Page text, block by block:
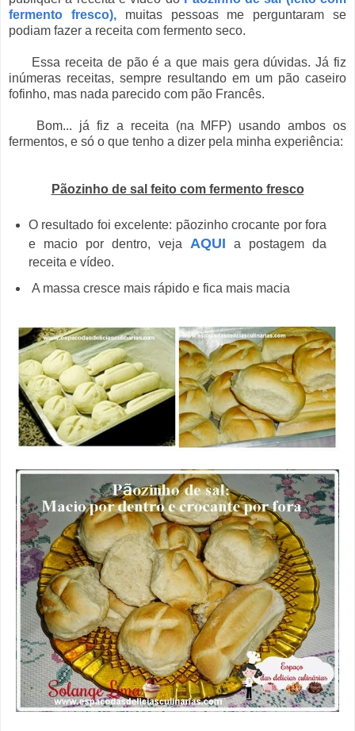
fermento fresco),muitas pessoas me perguntaram se
podiam fazer a receita com fermento seco.
Essa receita de pão é a que mais gera dúvidas. Já fiz
inúmeras receitas, sempre resultando em um pão caseiro
fofinho, mas nada parecido com pão Francês.
Bom... já fiz a receita (na MFP) usando ambos os
fermentos, e só o que tenho a dizer pela minha experiência:
Pãozinho de sal feito com fermento fresco
O resultado foi excelente: pãozinho crocante por fora
e macio por dentro, veja AQUI a postagem da
receita e vídeo.
A massa cresce mais rápido e fica mais macia